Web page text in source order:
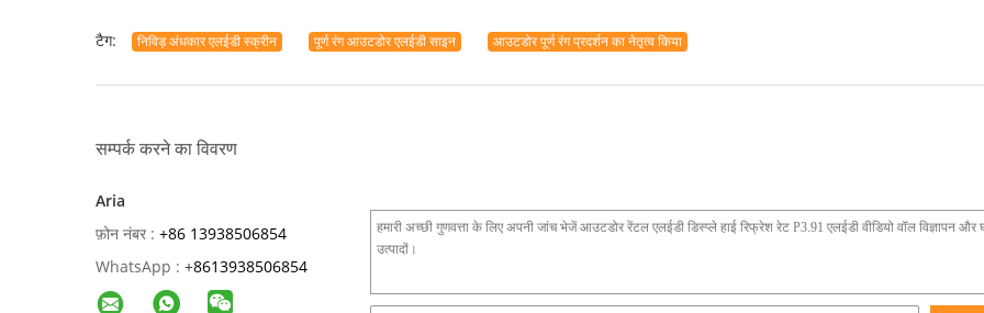
टैग: निविड़ अंधकार एलईडी स्क्रीन पूर्ण रंग आउटडोर एलईडी साइन आउटडोर पूर्ण रंग प्रदर्शन का नेतृत्व किया
सम्पर्क करने का विवरण
Aria
फ़ोन नंबर : +86 13938506854
WhatsApp : +8613938506854